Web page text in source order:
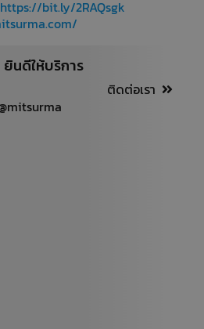
https://bit.ly/2RAQsgk
ยินดีให้บริการ
ติดต่อเรา